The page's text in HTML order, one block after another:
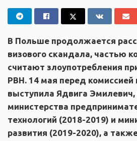
В Польше продолжается
визового скандала, частью
считают злоупотребления
PBH. 14 мая перед
выступила Ядвига
министерства
технологий (2018-2019) и
развития (2019-2020), а